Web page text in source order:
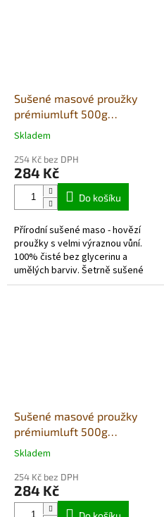
Sušené masové proužky
prémiumluft 500g
(sáček)- hovězí
Průměrné
produktu
je
hvězdiček.
Skladem
254 Kč bez DPH
284 Kč
Do košíku
Přírodní sušené maso - hovězí
proužky s velmi výraznou vůní.
100% čisté bez glycerinu a
umělých barviv. Šetrně sušené
vzduchem v potravinářské
Sušené masové proužky
prémiumluft 500g
(sáček)- krůta
Průměrné
produktu
je
Skladem
254 Kč bez DPH
284 Kč